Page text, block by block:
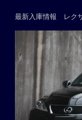
最新入庫情報 レク